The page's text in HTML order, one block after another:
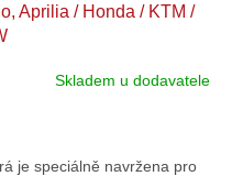
Aprilia / Honda / KTM /
Skladem u dodavatele
je speciálně navržena pro